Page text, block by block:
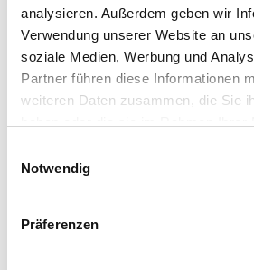
analysieren. Außerdem geben wir
Verwendung unserer Website an
soziale Medien, Werbung und
Partner führen diese Informationen
weiteren Daten zusammen, die Sie
unsererDatenschutzerklärung
Notwendig
Präferenzen
ATEX-
Produktion)
Korbmühle
Korbmühle